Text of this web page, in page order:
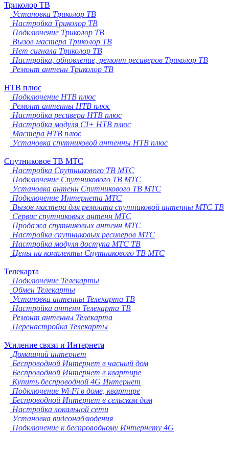
Триколор ТВ
Установка Триколор ТВ
Настройка Триколор ТВ
Подключение Триколор ТВ
Вызов мастера Триколор ТВ
Нет сигнала Триколор ТВ
Настройка, обновление, ремонт ресиверов Триколор ТВ
Ремонт антенн Триколор ТВ
НТВ плюс
Подключение НТВ плюс
Ремонт антенны НТВ плюс
Настройка ресивера НТВ плюс
Настройка модуля CI+ НТВ плюс
Мастера НТВ плюс
Установка спутниковой антенны НТВ плюс
Спутниковое ТВ МТС
Настройка Спутникового ТВ МТС
Подключение Спутникового ТВ МТС
Установка антенн Спутникового ТВ МТС
Подключение Интернета МТС
Вызов мастера для ремонта спутниковой антенны МТС ТВ
Сервис спутниковых антенн МТС
Продажа спутниковых антенн МТС
Настройка спутниковых ресиверов МТС
Настройка модуля доступа МТС ТВ
Цены на комплекты Спутникового ТВ МТС
Телекарта
Подключение Телекарты
Обмен Телекарты
Установка антенны Телекарта ТВ
Настройка антенн Телекарта ТВ
Ремонт антенны Телекарта
Перенастройка Телекарты
Усиление связи и Интернета
Домашний интернет
Беспроводной Интернет в часный дом
Беспроводной Интернет в квартире
Купить беспроводной 4G Интернет
Подключение Wi-Fi в доме, квартире
Беспроводной Интернет в сельском дом
Настройка локальной сети
Установка видеонаблюдения
Подключение к беспроводному Интернету 4G